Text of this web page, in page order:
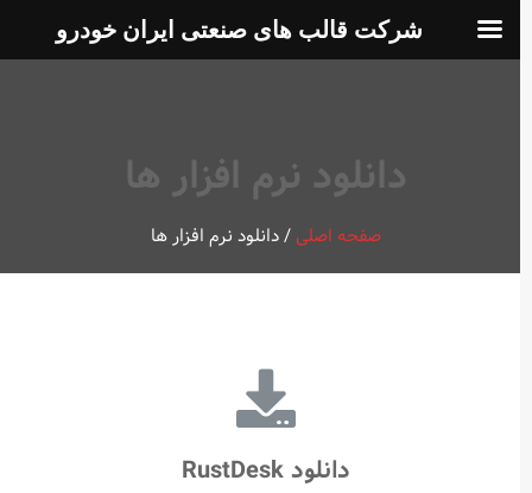
دانلود نرم افزار ها
صفحه اصلی/دانلود نرم افزار ها
دانلود RustDesk
شرکت قالب های صنعتی ایران خودرو